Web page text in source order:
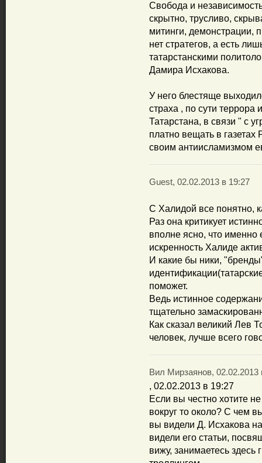
Свобода и
скрытно, трусливо,
митинги, демонстрации,
нет стратегов, а есть
татарстанскими
Дамира Исхакова.
У него блестяще
страха , по сути
Татарстана, в связи " с
платно вещать в газетах
своим антиисламизмом
Guest, 02.02.2013 в 19:27
С Халидой все понятно,
Раз она критикует
вполне ясно, что именно
искренность Халиде
И какие бы ники,
поможет.
Ведь истинное
тщательно
Как сказал великий Лев
человек, лучше всего
Вил Мирзаянов, 02.02.2013
, 02.02.2013 в 19:27
Если вы честно хотите
вокруг то около? С чем
вы видели Д. Исхакова
видели его статьи,
вижу, занимаетесь